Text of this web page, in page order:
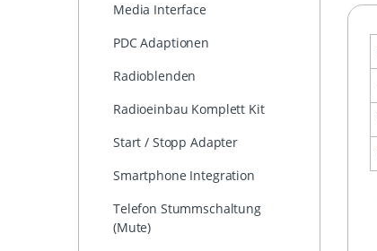
Media Interface
PDC Adaptionen
Radioblenden
Radioeinbau Komplett Kit
Start / Stopp Adapter
Smartphone Integration
Telefon Stummschaltung
(Mute)